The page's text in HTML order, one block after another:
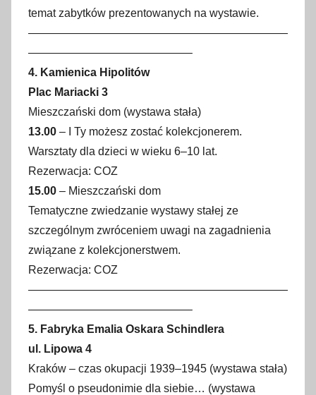
temat zabytków prezentowanych na wystawie.
———————————————————————
——————————————–
4. Kamienica Hipolitów
Plac Mariacki 3
Mieszczański dom (wystawa stała)
13.00 – I Ty możesz zostać kolekcjonerem.
Warsztaty dla dzieci w wieku 6–10 lat.
Rezerwacja: COZ
15.00 – Mieszczański dom
Tematyczne zwiedzanie wystawy stałej ze
szczególnym zwróceniem uwagi na zagadnienia
związane z kolekcjonerstwem.
Rezerwacja: COZ
———————————————————————
——————————————–
5. Fabryka Emalia Oskara Schindlera
ul. Lipowa 4
Kraków – czas okupacji 1939–1945 (wystawa stała)
Pomyśl o pseudonimie dla siebie… (wystawa